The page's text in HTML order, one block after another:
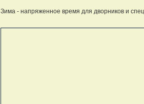
Зима - напряженное время для дворников и